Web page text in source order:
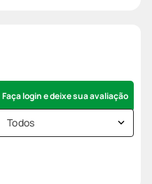
Faça login e deixe sua avaliação
Todos